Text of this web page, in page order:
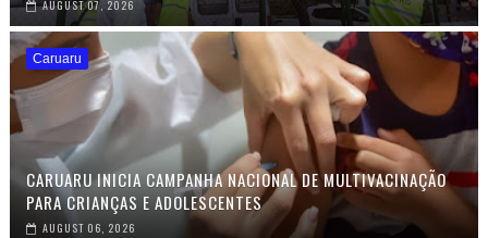
AUGUST 07, 2026
Caruaru
CARUARU INICIA CAMPANHA NACIONAL DE MULTIVACINAÇÃO
PARA CRIANÇAS E ADOLESCENTES
AUGUST 06, 2026